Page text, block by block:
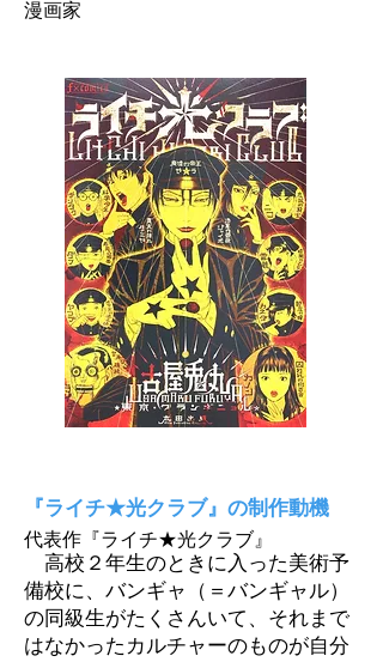
漫画家
『ライチ★光クラブ』の制作動機
高校２年生のときに入った美術予
備校に、バンギャ（＝バンギャル）
の同級生がたくさんいて、それまで
はなかったカルチャーのものが自分
代表作『ライチ★光クラブ』